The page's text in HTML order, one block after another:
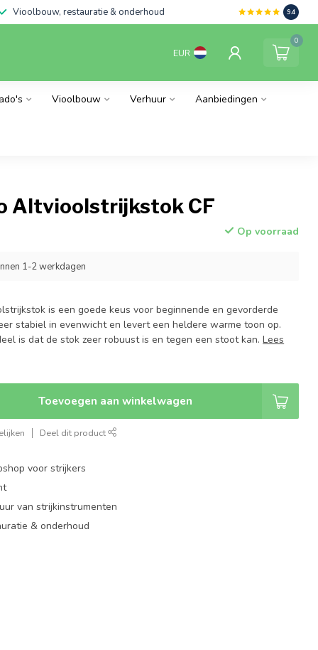
Vioolbouw, restauratie & onderhoud 9.4
EUR
0
Vioolbouw Verhuur Aanbiedingen
Altvioolstrijkstok CF
Op voorraad
1-2 werkdagen
is een goede keus voor beginnende en gevorderde
stabiel in evenwicht en levert een heldere warme toon op.
is dat de stok zeer robuust is en tegen een stoot kan.Lees
Toevoegen aan winkelwagen
Deel dit product
voor strijkers
van strijkinstrumenten
& onderhoud